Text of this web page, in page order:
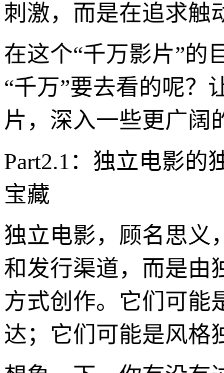
刺激，而是在追求触
在这个“千万影片”的
“千万”要去看的呢？
片，深入一些更广阔
Part2.1：独立电影
宝藏
独立电影，顾名思义
和发行渠道，而是由
方式创作。它们可能
达；它们可能是风格